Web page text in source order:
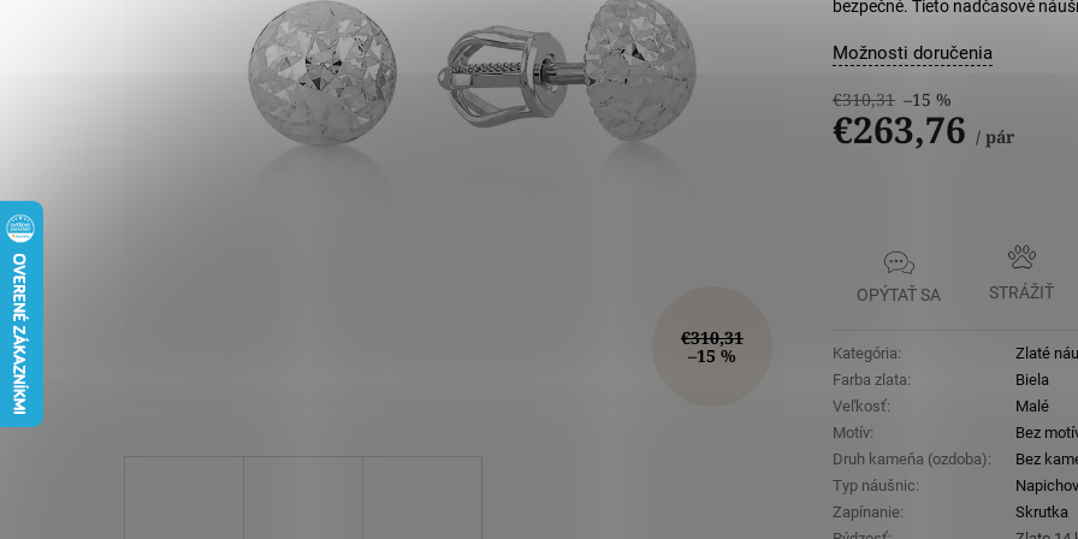
€310,31
–15 %
€310,31 –15 %
€263,76 / pár
Možnosti doručenia
bezpečné. Tieto nadčasové
OPÝTAŤ SA STRÁŽIŤ
Kategória:
Zlaté
Farba zlata:
Biela
Veľkosť:
Malé
Motív:
Bez
Druh kameňa (ozdoba):
Bez
Typ náušnic:
Zapínanie:
Skrutka